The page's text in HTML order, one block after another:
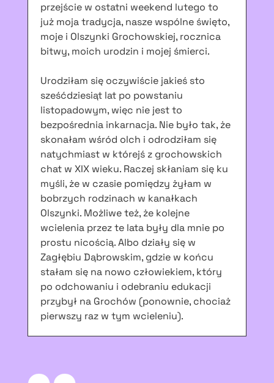
przejście w ostatni weekend lutego to
już moja tradycja, nasze wspólne święto,
moje i Olszynki Grochowskiej, rocznica
bitwy, moich urodzin i mojej śmierci.
Urodziłam się oczywiście jakieś sto
sześćdziesiąt lat po powstaniu
listopadowym, więc nie jest to
bezpośrednia inkarnacja. Nie było tak, że
skonałam wśród olch i odrodziłam się
natychmiast w którejś z grochowskich
chat w XIX wieku. Raczej skłaniam się ku
myśli, że w czasie pomiędzy żyłam w
bobrzych rodzinach w kanałkach
Olszynki. Możliwe też, że kolejne
wcielenia przez te lata były dla mnie po
prostu nicością. Albo działy się w
Zagłębiu Dąbrowskim, gdzie w końcu
stałam się na nowo człowiekiem, który
po odchowaniu i odebraniu edukacji
przybył na Grochów (ponownie, chociaż
pierwszy raz w tym wcieleniu).